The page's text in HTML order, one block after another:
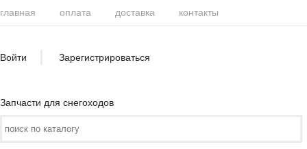
главная оплата доставка контакты
Войти Зарегистрироваться
Запчасти для снегоходов